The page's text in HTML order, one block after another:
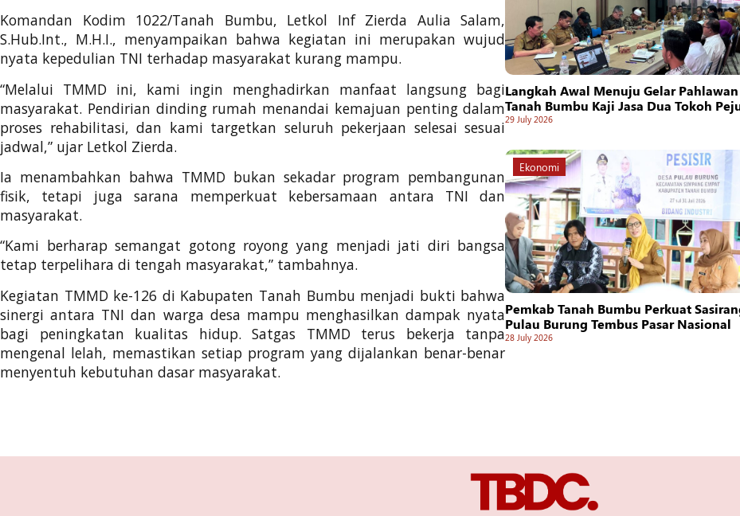
Komandan Kodim 1022/Tanah Bumbu, Letkol Inf Zierda Aulia Salam,
S.Hub.Int., M.H.I., menyampaikan bahwa kegiatan ini merupakan wujud
nyata kepedulian TNI terhadap masyarakat kurang mampu.
“Melalui TMMD ini, kami ingin menghadirkan manfaat langsung bagi
masyarakat. Pendirian dinding rumah menandai kemajuan penting dalam
proses rehabilitasi, dan kami targetkan seluruh pekerjaan selesai sesuai
jadwal,” ujar Letkol Zierda.
Ia menambahkan bahwa TMMD bukan sekadar program pembangunan
fisik, tetapi juga sarana memperkuat kebersamaan antara TNI dan
masyarakat.
“Kami berharap semangat gotong royong yang menjadi jati diri bangsa
tetap terpelihara di tengah masyarakat,” tambahnya.
Kegiatan TMMD ke-126 di Kabupaten Tanah Bumbu menjadi bukti bahwa
sinergi antara TNI dan warga desa mampu menghasilkan dampak nyata
bagi peningkatan kualitas hidup. Satgas TMMD terus bekerja tanpa
mengenal lelah, memastikan setiap program yang dijalankan benar-benar
menyentuh kebutuhan dasar masyarakat.
Langkah Awal Menuju Gelar
Tanah Bumbu Kaji Jasa Dua Tokoh
29 July 2026
Ekonomi
Pemkab Tanah Bumbu Perkuat
Pulau Burung Tembus Pasar Nasional
28 July 2026